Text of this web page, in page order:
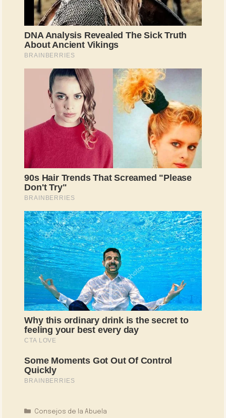
Categorías
Consejos de la Abuela